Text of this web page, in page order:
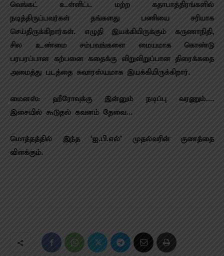
வெங்கட் உள்ளிட்ட மற்ற கதாபாத்திரங்களில்
நடித்திருப்பவர்கள் தங்களது பணியை சரியாக
செய்திருக்கிறார்கள். எழுதி இயக்கியிருக்கும் கருணாநிதி,
சில உண்மை சம்பவங்களை மையமாக கொண்டு
பரபரப்பான கற்பனை கதைக்கு விறுவிறுப்பான திரைக்கதை
அமைத்து படத்தை சுவாரஸ்யமாக இயக்கியிருக்கிறார்.
மைனஸ்:ஹீரோவுக்கு இன்னும் நடிப்பு வரணும்….
இசையில் கூடுதல் கவனம் தேவை…
மொத்தத்தில் இந்த ‘ஐ.பி.எல்’ முதல்வரின் குணத்தை
விளக்கும்.